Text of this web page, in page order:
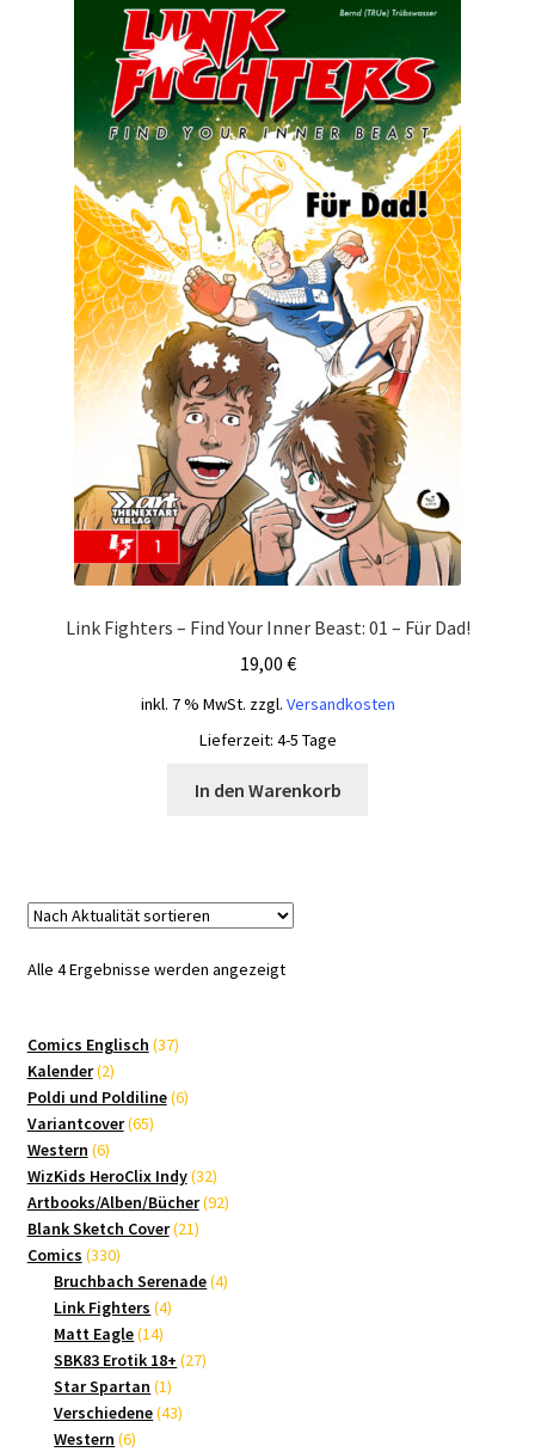
Link Fighters – Find Your Inner Beast: 01 – Für Dad!
19,00 €
inkl. 7 % MwSt. zzgl. Versandkosten
Lieferzeit: 4-5 Tage
In den Warenkorb
Alle 4 Ergebnisse werden angezeigtNach
Comics Englisch 3737
Kalender 22
Produkte
Poldi und Poldiline 66
Variantcover 6565
Western 66
Produkte
WizKids HeroClix Indy 3232
Produkte
Artbooks/Alben/Bücher 9292
Blank Sketch Cover 2121
Comics 330330
Produkte
Bruchbach Serenade 44
Link Fighters 44
Matt Eagle 1414
Produkte
SBK83 Erotik 18+ 2727
Star Spartan 11
Produkt
Verschiedene 4343
Western 66